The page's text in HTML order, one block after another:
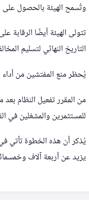
وتُسمح الهيئة بالحصول على
تتولى الهيئة أيضًا
التاريخ النهائي لتسليم
يُحظر منع المفتشين من أداء
من المقرر تفعيل النظام
للمستثمرين والمشغلين في
يزيد عن أربعة آلاف